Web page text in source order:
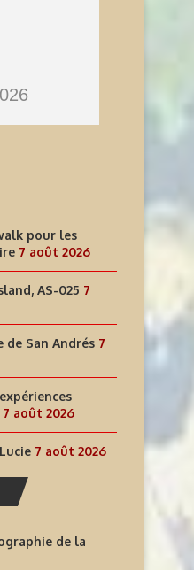
pour les
7 août 2026
AS-025 7
de San Andrés 7
7 août 2026
7 août 2026
de la